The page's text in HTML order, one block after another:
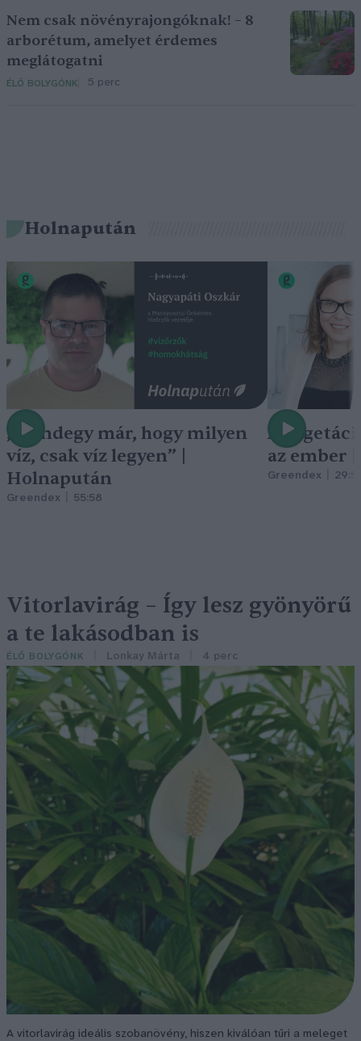
Nem csak növényrajongóknak! – 8
arborétum, amelyet érdemes
meglátogatni
ÉLŐ BOLYGÓNK 5 perc
Holnapután
„Mindegy már, hogy milyen
víz, csak víz legyen” |
Holnapután
Greendex 55:58
A
az ember
Greendex
Vitorlavirág – Így lesz gyönyörű
a te lakásodban is
ÉLŐ BOLYGÓNK Lonkay Márta 4 perc
A vitorlavirág ideális szobanövény, hiszen kiválóan tűri a meleget